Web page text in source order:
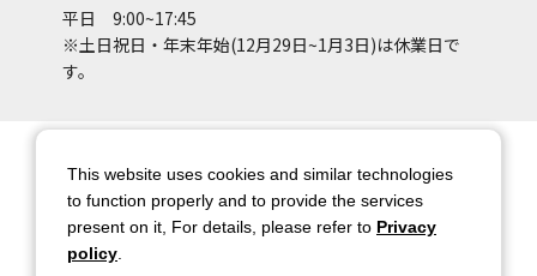
平日 9:00~17:45
※土日祝日・年末年始(12月29日~1月3日)は休業日で
す。
アカウントポリシー
個人情報保護方針
著作権について
お問い合わせ
都庁総合ページへのリンク
This website uses cookies and similar technologies
to function properly and to provide the services
present on it, For details, please refer to Privacy
policy